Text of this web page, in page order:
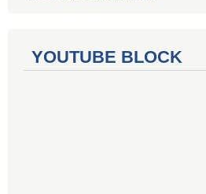
YOUTUBE BLOCK